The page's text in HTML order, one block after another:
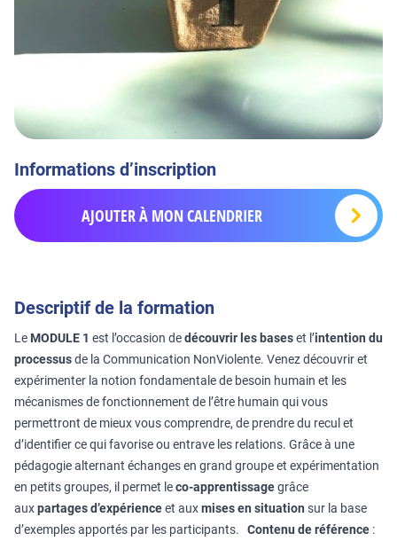
Informations d’inscription
AJOUTER À MON CALENDRIER
Descriptif de la formation
Le MODULE 1 est l’occasion dedécouvrir les baseset l’intention du
processusde la Communication NonViolente. Venez découvrir et
expérimenter la notion fondamentale de besoin humain et les
mécanismes de fonctionnement de l’être humain qui vous
permettront de mieux vous comprendre, de prendre du recul et
d’identifier ce qui favorise ou entrave les relations. Grâce à une
pédagogie alternant échanges en grand groupe et expérimentation
en petits groupes, il permet leco-apprentissagegrâce
auxpartages d’expérienceet auxmises en situation sur la base
d’exemples apportés par les participants. Contenu de référence :